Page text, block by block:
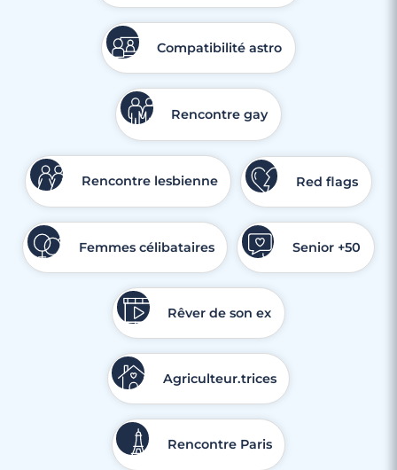
Compatibilité astro
Rencontre gay
Rencontre lesbienne Red flags
Femmes célibataires Senior +50
Rêver de son ex
Agriculteur.trices
Rencontre Paris